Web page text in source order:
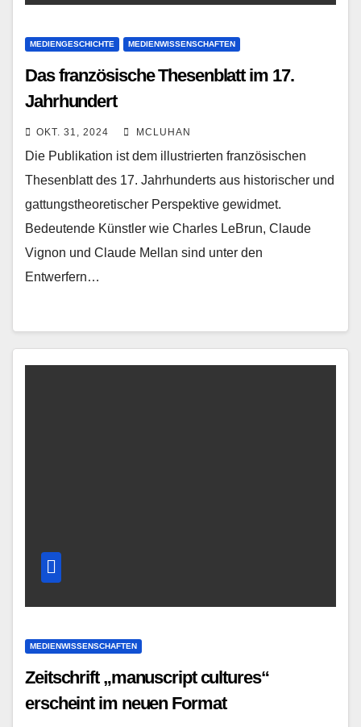
MEDIENGESCHICHTE MEDIENWISSENSCHAFTEN
Das französische Thesenblatt im 17.
Jahrhundert
OKT. 31, 2024 MCLUHAN
Die Publikation ist dem illustrierten französischen
Thesenblatt des 17. Jahrhunderts aus historischer und
gattungstheoretischer Perspektive gewidmet.
Bedeutende Künstler wie Charles LeBrun, Claude
Vignon und Claude Mellan sind unter den
Entwerfern…
MEDIENWISSENSCHAFTEN
Zeitschrift „manuscript cultures“
erscheint im neuen Format